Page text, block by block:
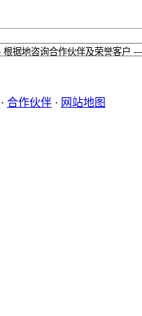
· 合作伙伴 · 网站地图